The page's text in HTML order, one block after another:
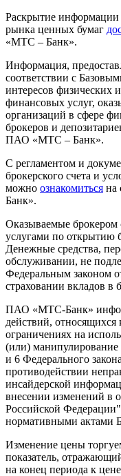
Раскрытие
рынка ценных бумаг
«МТС – Банк».
Информация,
соответствии с
интересов физических
финансовых услуг,
организаций в сфере
брокеров и
ПАО «МТС – Банк».
С регламентом и
брокерского счета и
можно ознакомиться на
Банк».
Оказываемые брокером
услугами по открытию
Денежные средства,
обслуживании, не
Федеральным законом
страховании вкладов в
ПАО «МТС-Банк»
действий,
ограничениях на
(или)
и 6 Федерального
противодействии
инсайдерской
внесении изменений в
Российской
нормативными актами
Изменение цены
показатель,
на конец периода к